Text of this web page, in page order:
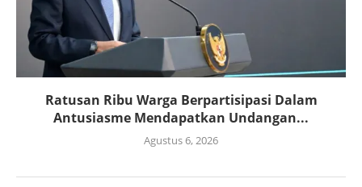
Ratusan Ribu Warga Berpartisipasi Dalam
Antusiasme Mendapatkan Undangan...
Agustus 6, 2026